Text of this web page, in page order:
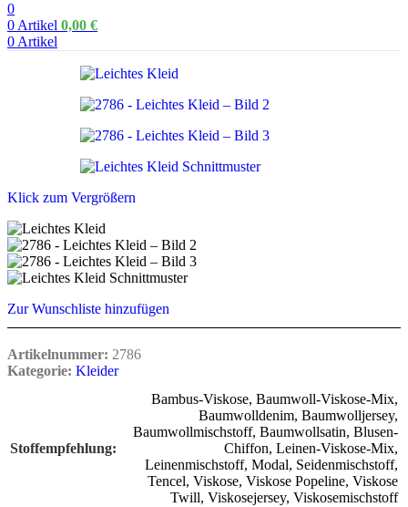
0
0 Artikel 0,00 €
0 Artikel
Klick zum Vergrößern
Zur Wunschliste hinzufügen
Artikelnummer: 2786
Kategorie: Kleider
Stoffempfehlung
Bambus-Viskose, Baumwoll-Viskose-Mix,
Baumwolldenim, Baumwolljersey,
Baumwollmischstoff, Baumwollsatin, Blusen-
Chiffon, Leinen-Viskose-Mix,
Leinenmischstoff, Modal, Seidenmischstoff,
Tencel, Viskose, Viskose Popeline, Viskose
Twill, Viskosejersey, Viskosemischstoff